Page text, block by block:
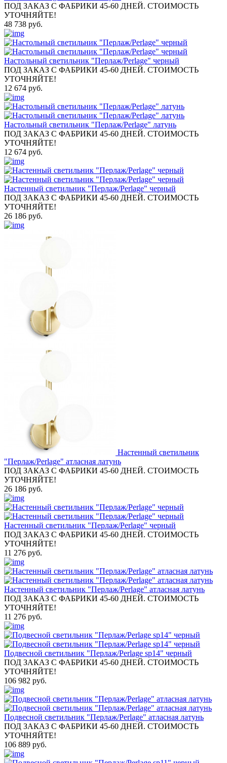
ПОД ЗАКАЗ С ФАБРИКИ 45-60 ДНЕЙ. СТОИМОСТЬ
УТОЧНЯЙТЕ!
48 738 руб.
Настольный светильник "Перлаж/Perlage" черный
ПОД ЗАКАЗ С ФАБРИКИ 45-60 ДНЕЙ. СТОИМОСТЬ
УТОЧНЯЙТЕ!
12 674 руб.
Настольный светильник "Перлаж/Perlage" латунь
ПОД ЗАКАЗ С ФАБРИКИ 45-60 ДНЕЙ. СТОИМОСТЬ
УТОЧНЯЙТЕ!
12 674 руб.
Настенный светильник "Перлаж/Perlage" черный
ПОД ЗАКАЗ С ФАБРИКИ 45-60 ДНЕЙ. СТОИМОСТЬ
УТОЧНЯЙТЕ!
26 186 руб.
Настенный светильник
"Перлаж/Perlage" атласная латунь
ПОД ЗАКАЗ С ФАБРИКИ 45-60 ДНЕЙ. СТОИМОСТЬ
УТОЧНЯЙТЕ!
26 186 руб.
Настенный светильник "Перлаж/Perlage" черный
ПОД ЗАКАЗ С ФАБРИКИ 45-60 ДНЕЙ. СТОИМОСТЬ
УТОЧНЯЙТЕ!
11 276 руб.
Настенный светильник "Перлаж/Perlage" атласная латунь
ПОД ЗАКАЗ С ФАБРИКИ 45-60 ДНЕЙ. СТОИМОСТЬ
УТОЧНЯЙТЕ!
11 276 руб.
Подвесной светильник "Перлаж/Perlage sp14" черный
ПОД ЗАКАЗ С ФАБРИКИ 45-60 ДНЕЙ. СТОИМОСТЬ
УТОЧНЯЙТЕ!
106 982 руб.
Подвесной светильник "Перлаж/Perlage" атласная латунь
ПОД ЗАКАЗ С ФАБРИКИ 45-60 ДНЕЙ. СТОИМОСТЬ
УТОЧНЯЙТЕ!
106 889 руб.